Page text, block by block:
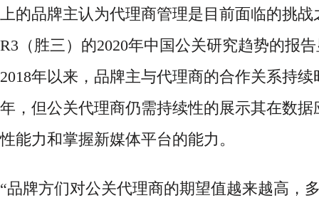
上的品牌主认为代理商管理是目前面临的挑战
R3（胜三）的2020年中国公关研究趋势的报
2018年以来，品牌主与代理商的合作关系持
年，但公关代理商仍需持续性的展示其在数据
性能力和掌握新媒体平台的能力。
“品牌方们对公关代理商的期望值越来越高，